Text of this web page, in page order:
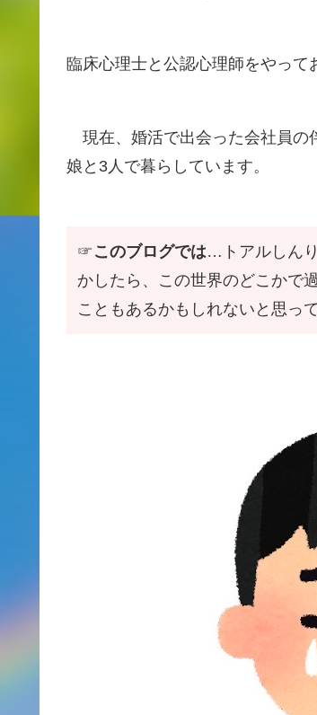
臨床心理士と公認心理師をやって
現在、婚活で出会った会社員の
娘と3人で暮らしています。
☞ このブログでは…トアルしん
かしたら、この世界のどこかで
こともあるかもしれないと思っ